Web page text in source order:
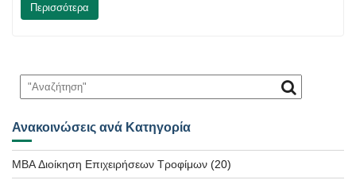
Περισσότερα
Ανακοινώσεις ανά Κατηγορία
MBA Διοίκηση Επιχειρήσεων Τροφίμων (20)